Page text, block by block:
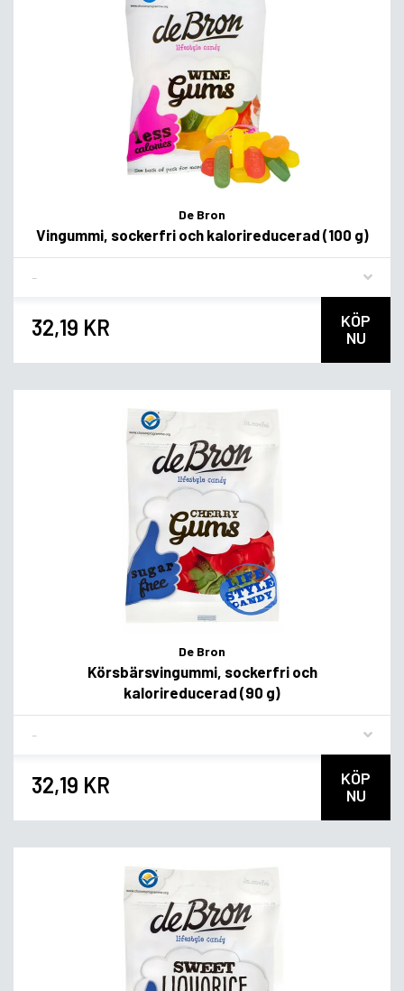
De Bron
Vingummi, sockerfri och kalorireducerad (100 g)
32,19 KR
KÖP
NU
De Bron
Körsbärsvingummi, sockerfri och
kalorireducerad (90 g)
32,19 KR
KÖP
NU